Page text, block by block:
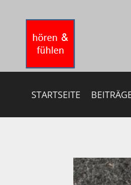
springen
STARTSEITE